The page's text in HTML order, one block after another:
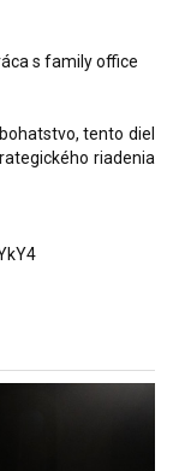
s family office
tento diel
riadenia